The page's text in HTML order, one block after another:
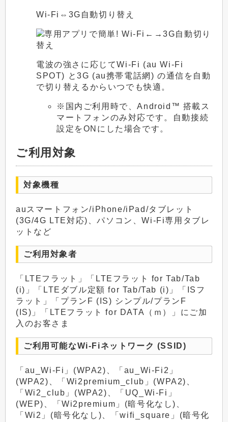
Wi-Fi⇔3G自動切り替え
電波の強さに応じてWi-Fi (au Wi-Fi
SPOT) と3G (au携帯電話網) の通信を自動
で切り替えるからいつでも快適。
※国内ご利用時で、Android™ 搭載ス
マートフォンのみ対応です。自動接続
設定をONにした場合です。
ご利用対象
対象機種
auスマートフォン/iPhone/iPad/タブレット
(3G/4G LTE対応)、パソコン、Wi-Fi専用タブレ
ットなど
ご利用対象者
「LTEフラット」「LTEフラット for Tab/Tab
(i)」「LTEダブル定額 for Tab/Tab (i)」「ISフ
ラット」「プランF (IS) シンプル/プランF
(IS)」「LTEフラット for DATA（ｍ）」にご加
入のお客さま
ご利用可能なWi-Fiネットワーク (SSID)
「au_Wi-Fi」(WPA2)、「au_Wi-Fi2」
(WPA2)、「Wi2premium_club」(WPA2)、
「Wi2_club」(WPA2)、「UQ_Wi-Fi」
(WEP)、「Wi2premium」(暗号化なし)、
「Wi2」(暗号化なし)、「wifi_square」(暗号化